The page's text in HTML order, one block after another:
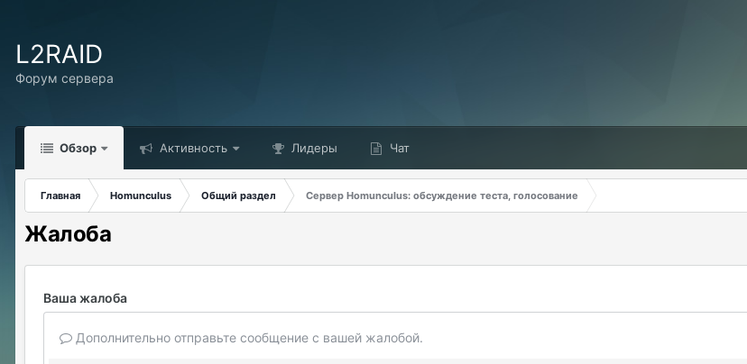
L2RAID
Форум сервера
Обзор Активность Лидеры Чат
Главная Homunculus Общий раздел Сервер Homunculus: обсуждение теста, голосование
Жалоба
Ваша жалоба
Дополнительно отправьте сообщение с вашей жалобой.